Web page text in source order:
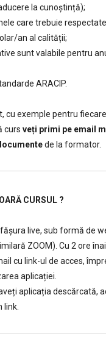
la cunoştință);
care trebuie
an al calității;
sunt valabile pentru
ARACIP.
cu exemple pentru
curs veți primi pe email
de la formator.
CURSUL ?
live, sub formă de
ZOOM). Cu 2 ore
cu link-ul de acces,
aplicației.
aplicația descărcată,
link.